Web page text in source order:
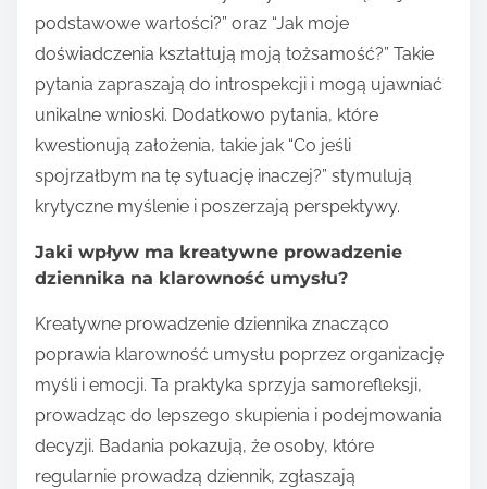
podstawowe wartości?” oraz “Jak moje
doświadczenia kształtują moją tożsamość?” Takie
pytania zapraszają do introspekcji i mogą ujawniać
unikalne wnioski. Dodatkowo pytania, które
kwestionują założenia, takie jak “Co jeśli
spojrzałbym na tę sytuację inaczej?” stymulują
krytyczne myślenie i poszerzają perspektywy.
Jaki wpływ ma kreatywne prowadzenie
dziennika na klarowność umysłu?
Kreatywne prowadzenie dziennika znacząco
poprawia klarowność umysłu poprzez organizację
myśli i emocji. Ta praktyka sprzyja samorefleksji,
prowadząc do lepszego skupienia i podejmowania
decyzji. Badania pokazują, że osoby, które
regularnie prowadzą dziennik, zgłaszają